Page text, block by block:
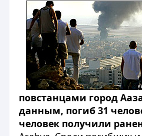
повстанцами город
данным, погиб 31
человек получили